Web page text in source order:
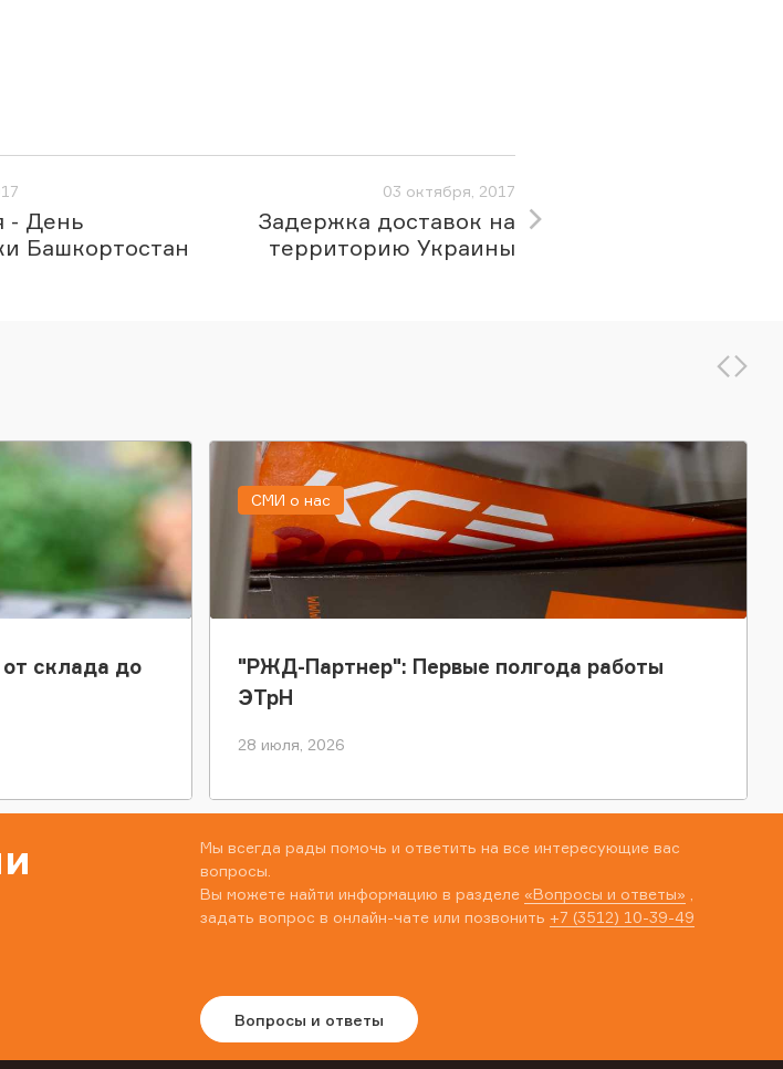
- День
Башкортостан
03 октября, 2017
Задержка доставок на
территорию Украины
склада до
"РЖД-Партнер": Первые полгода работы
ЭТрН
28 июля, 2026
СМИ о нас
Мы всегда рады помочь и ответить на все интересующие вас
вопросы.
Вы можете найти информацию в разделе «Вопросы и ответы»
задать вопрос в онлайн-чате или позвонить +7 (3512) 10-39-49
Вопросы и ответы